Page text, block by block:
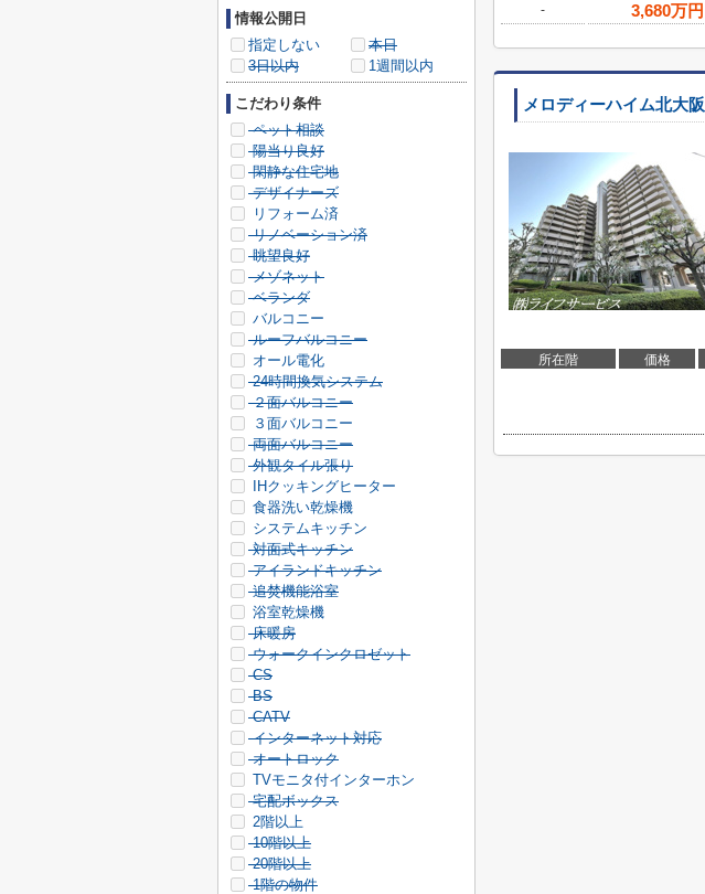
-
3,680万円
メロディーハイム北大阪
所在階 価格
情報公開日
指定しない
本日
3日以内
1週間以内
こだわり条件
ペット相談
陽当り良好
閑静な住宅地
デザイナーズ
リフォーム済
リノベーション済
眺望良好
メゾネット
ベランダ
バルコニー
ルーフバルコニー
オール電化
24時間換気システム
２面バルコニー
３面バルコニー
両面バルコニー
外観タイル張り
IHクッキングヒーター
食器洗い乾燥機
システムキッチン
対面式キッチン
アイランドキッチン
追焚機能浴室
浴室乾燥機
床暖房
ウォークインクロゼット
CS
BS
CATV
インターネット対応
オートロック
TVモニタ付インターホン
宅配ボックス
2階以上
10階以上
20階以上
1階の物件